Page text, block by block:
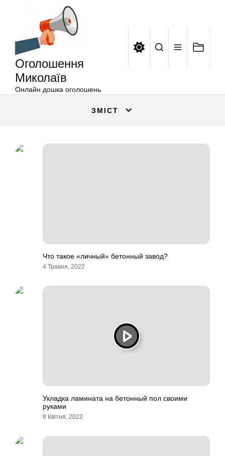
Оголошення
Миколаїв
Онлайн дошка оголошень
ЗМІСТ
Что такое «личный» бетонный завод?
4 Травня, 2022
Укладка ламината на бетонный пол своими
руками
8 Квітня, 2022